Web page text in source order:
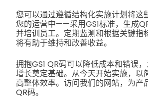
您可以通过遵循结构化实施计划将这
您的运营中——采用GS1标准，生成
并培训员工。定期监测和根据关键指
将有助于维持和改善收益。
拥抱GS1 QR码可以降低成本和错误
增长奠定基础。从今天开始实施，以
高整体效率。访问我们的网站，为产
QR码。